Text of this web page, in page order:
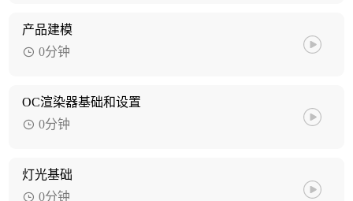
产品建模
0分钟
OC渲染器基础和设置
0分钟
灯光基础
0分钟